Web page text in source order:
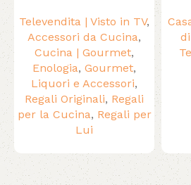
Televendita | Visto in TV,
Accessori da Cucina,
Cucina | Gourmet,
Enologia, Gourmet,
Liquori e Accessori,
Regali Originali, Regali
per la Cucina, Regali per
Lui
Read More